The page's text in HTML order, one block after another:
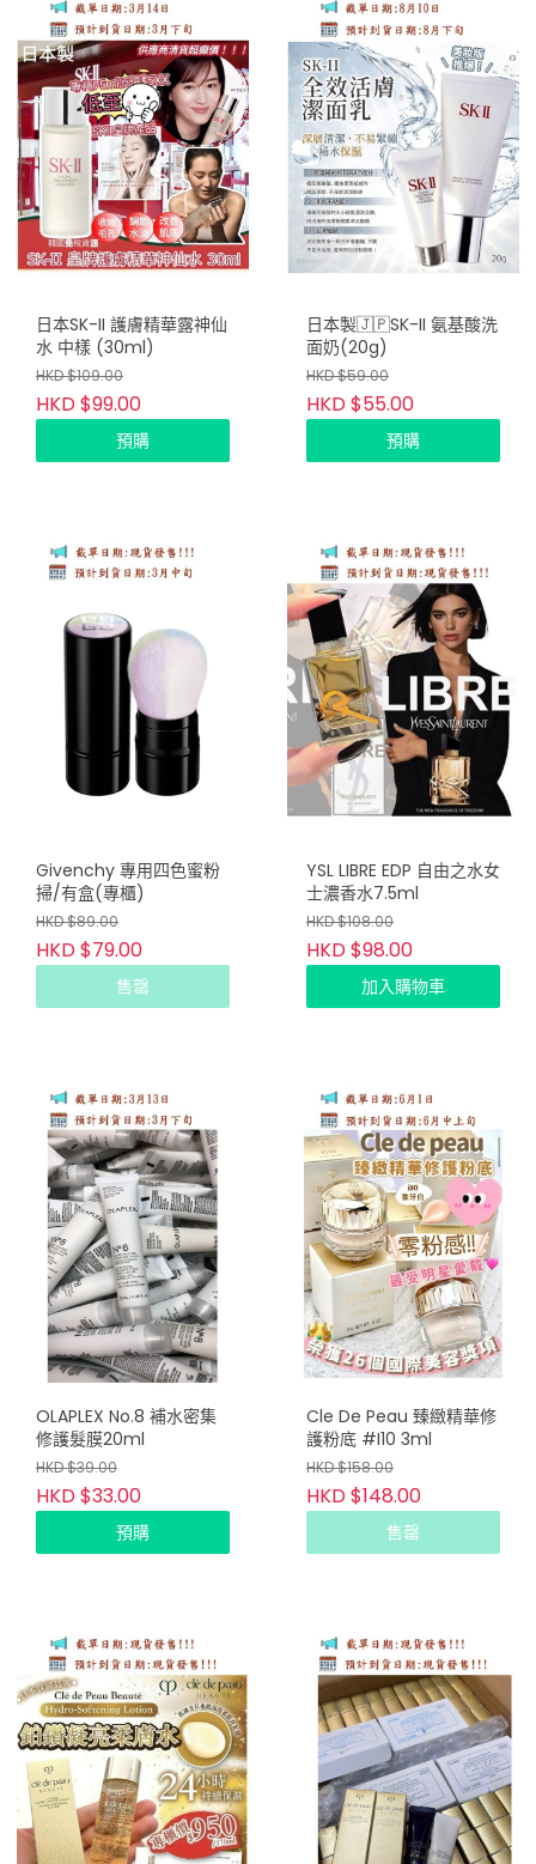
日本SK-II 護膚精華露神仙
水 中樣 (30ml)
HKD $109.00
HKD $99.00
預購
日本製🇯🇵SK-II 氨基酸洗
面奶(20g)
HKD $59.00
HKD $55.00
預購
Givenchy 專用四色蜜粉
掃/有盒(專櫃)
HKD $89.00
HKD $79.00
售罄
YSL LIBRE EDP 自由之水女
士濃香水7.5ml
HKD $108.00
HKD $98.00
加入購物車
OLAPLEX No.8 補水密集
修護髮膜20ml
HKD $39.00
HKD $33.00
預購
Cle De Peau 臻緻精華修
護粉底 #I10 3ml
HKD $158.00
HKD $148.00
售罄